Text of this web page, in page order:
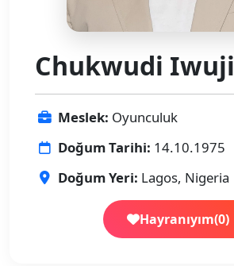
Chukwudi Iwuji
Meslek: Oyunculuk
Doğum Tarihi: 14.10.1975
Doğum Yeri: Lagos, Nigeria
Hayranıyım(0)